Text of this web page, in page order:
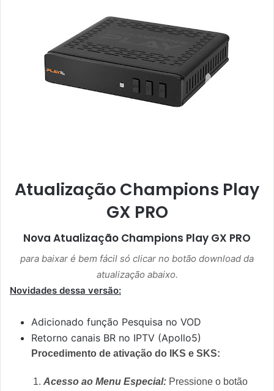
m
Atualização Champions Play
GX PRO
Nova Atualização Champions Play GX PRO
para baixar é bem fácil só clicar no botão download da
atualização abaixo.
Novidades dessa versão:
Adicionado função Pesquisa no VOD
Retorno canais BR no IPTV (Apollo5)
Procedimento de ativação do IKS e SKS:
Acesso ao Menu Especial: Pressione o botão